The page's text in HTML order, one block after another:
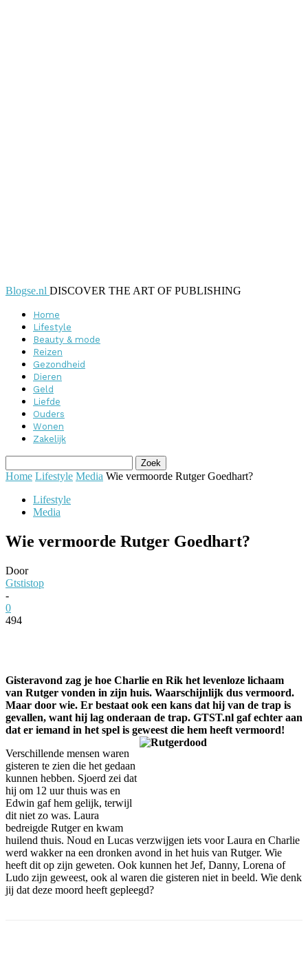
Blogse.nl DISCOVER THE ART OF PUBLISHING
Home
Lifestyle
Beauty & mode
Reizen
Gezondheid
Dieren
Geld
Liefde
Ouders
Wonen
Zakelijk
Home Lifestyle Media Wie vermoorde Rutger Goedhart?
Lifestyle
Media
Wie vermoorde Rutger Goedhart?
Door
Gtstistop
-
0
494
Gisteravond zag je hoe Charlie en Rik het levenloze lichaam
van Rutger vonden in zijn huis. Waarschijnlijk dus vermoord.
Maar door wie. Er bestaat ook een kans dat hij van de trap is
gevallen, want hij lag onderaan de trap. GTST.nl gaf echter aan
dat er iemand in het spel is geweest die hem heeft vermoord!
Verschillende mensen waren
gisteren te zien die het gedaan
kunnen hebben. Sjoerd zei dat
hij om 12 uur thuis was en
Edwin gaf hem gelijk, terwijl
dit niet zo was. Laura
bedreigde Rutger en kwam
huilend thuis. Noud en Lucas verzwijgen iets voor Laura en Charlie
werd wakker na een dronken avond in het huis van Rutger. Wie
heeft dit op zijn geweten. Ook kunnen het Jef, Danny, Lorena of
Ludo zijn geweest, ook al waren die gisteren niet in beeld. Wie denk
jij dat deze moord heeft gepleegd?